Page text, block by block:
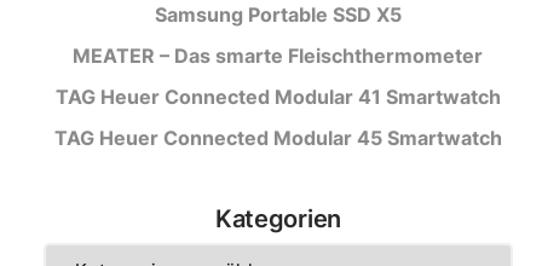
Samsung Portable SSD X5
MEATER – Das smarte Fleischthermometer
TAG Heuer Connected Modular 41 Smartwatch
TAG Heuer Connected Modular 45 Smartwatch
Kategorien